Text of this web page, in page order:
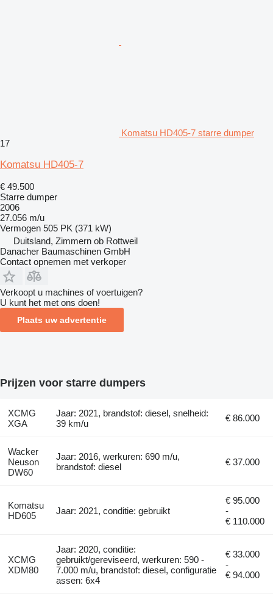
Komatsu HD405-7 starre dumper
17
Komatsu HD405-7
€ 49.500
Starre dumper
2006
27.056 m/u
Vermogen 505 PK (371 kW)
Duitsland, Zimmern ob Rottweil
Danacher Baumaschinen GmbH
Contact opnemen met verkoper
Verkoopt u machines of voertuigen?
U kunt het met ons doen!
Plaats uw advertentie
Prijzen voor starre dumpers
XCMG
XGA
Jaar: 2021, brandstof: diesel, snelheid:
39 km/u
€ 86.000
Wacker
Neuson
DW60
Jaar: 2016, werkuren: 690 m/u,
brandstof: diesel
€ 37.000
Komatsu
HD605
Jaar: 2021, conditie: gebruikt
€ 95.000
-
€ 110.000
XCMG
XDM80
Jaar: 2020, conditie:
gebruikt/gereviseerd, werkuren: 590 -
7.000 m/u, brandstof: diesel, configuratie
assen: 6x4
€ 33.000
-
€ 94.000